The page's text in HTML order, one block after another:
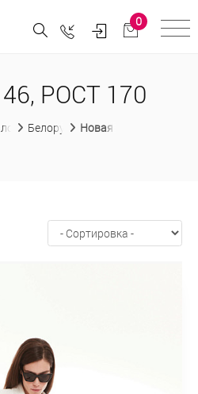
0
РОСТ 170
Белорусская женская одежда
Новая коллекция